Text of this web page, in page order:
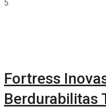
5
Fortress
Berdurabilitas